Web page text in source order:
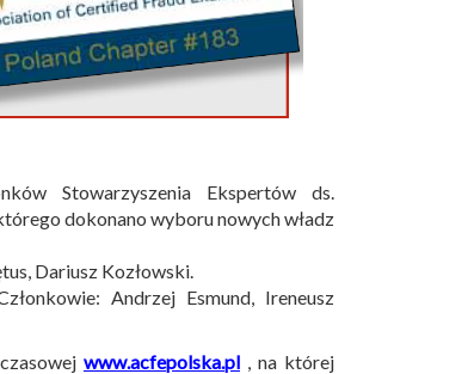
Stowarzyszenia Ekspertów ds.
dokonano wyboru nowych władz
Dariusz Kozłowski.
Andrzej Esmund, Ireneusz
www.acfepolska.pl , na której